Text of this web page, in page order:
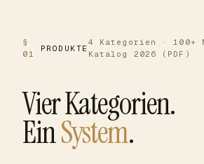
§
01
PRODUKTE
4 Kategorien · 100+
Katalog 2026 (PDF)
Vier Kategorien.
EinSystem.